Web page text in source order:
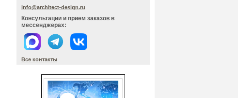
info@architect-design.ru
Консультации и прием заказов в
мессенджерах:
Все контакты